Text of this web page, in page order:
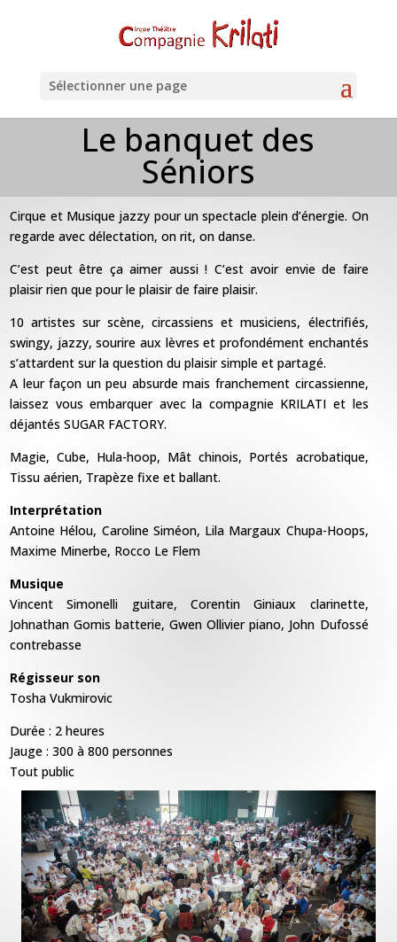
Sélectionner une page
Le banquet des
Séniors
Cirque et Musique jazzy pour un spectacle plein d’énergie. On
regarde avec délectation, on rit, on danse.
C’est peut être ça aimer aussi ! C’est avoir envie de faire
plaisir rien que pour le plaisir de faire plaisir.
10 artistes sur scène, circassiens et musiciens, électrifiés,
swingy, jazzy, sourire aux lèvres et profondément enchantés
s’attardent sur la question du plaisir simple et partagé.
A leur façon un peu absurde mais franchement circassienne,
laissez vous embarquer avec la compagnie KRILATI et les
déjantés SUGAR FACTORY.
Magie, Cube, Hula-hoop, Mât chinois, Portés acrobatique,
Tissu aérien, Trapèze fixe et ballant.
Interprétation
Antoine Hélou, Caroline Siméon, Lila Margaux Chupa-Hoops,
Maxime Minerbe, Rocco Le Flem
Musique
Vincent Simonelli guitare, Corentin Giniaux clarinette,
Johnathan Gomis batterie, Gwen Ollivier piano, John Dufossé
contrebasse
Régisseur son
Tosha Vukmirovic
Durée : 2 heures
Jauge : 300 à 800 personnes
Tout public